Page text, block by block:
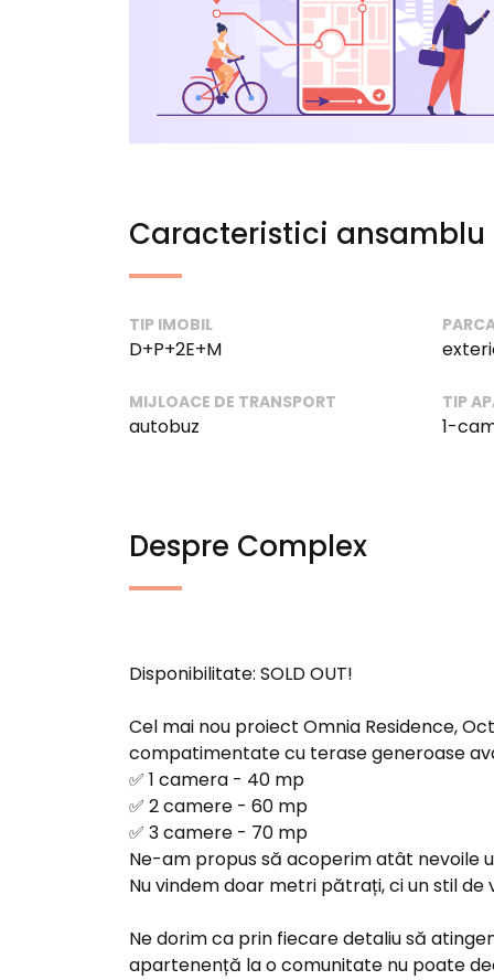
Caracteristici ansamblu
TIP IMOBIL
D+P+2E+M
MIJLOACE DE TRANSPORT
autobuz
TIP
1-
Despre Complex
Disponibilitate: SOLD OUT!
Cel mai nou proiect Omnia Residence,
compatimentate cu terase generoase
✅ 1 camera - 40 mp
✅ 2 camere - 60 mp
✅ 3 camere - 70 mp
Ne-am propus să acoperim atât nevoile
Nu vindem doar metri pătrați, ci un stil de
Ne dorim ca prin fiecare detaliu să
apartenență la o comunitate nu poate